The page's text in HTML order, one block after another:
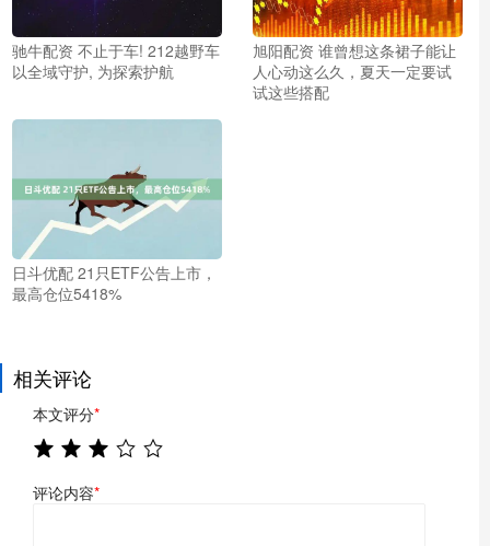
驰牛配资 不止于车! 212越野车
以全域守护, 为探索护航
旭阳配资 谁曾想这条裙子能让
人心动这么久，夏天一定要试
试这些搭配
日斗优配 21只ETF公告上市，
最高仓位5418%
相关评论
本文评分*
评论内容*